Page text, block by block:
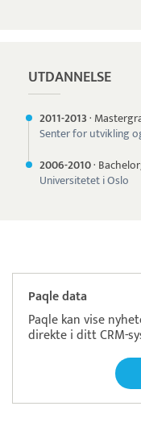
UTDANNELSE
2011-2013·
Senter for utvikling
2006-2010·
Universitetet i Oslo
Paqle data
Paqle kan vise
direkte i ditt CRM-